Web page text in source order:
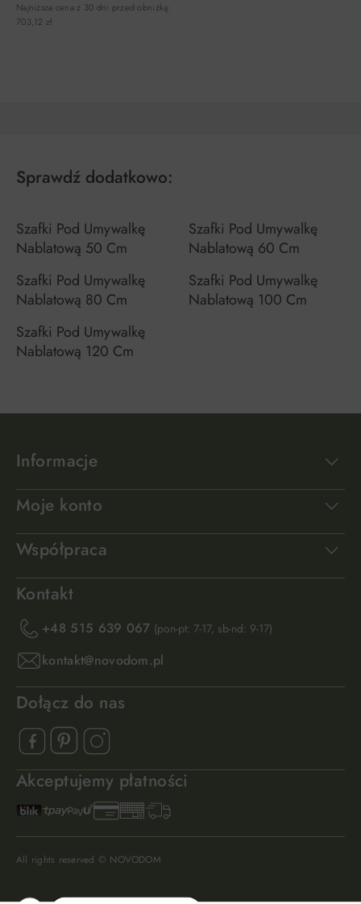
Najniższa cena z 30 dni przed obniżką:
703,12 zł
Sprawdź dodatkowo:
Szafki Pod Umywalkę
Nablatową 50 Cm
Szafki Pod Umywalkę
Nablatową 60 Cm
Szafki Pod Umywalkę
Nablatową 80 Cm
Szafki Pod Umywalkę
Nablatową 100 Cm
Szafki Pod Umywalkę
Nablatową 120 Cm
Informacje
Moje konto
Współpraca
Kontakt
+48 515 639 067 (pon-pt: 7-17, sb-nd: 9-17)
kontakt@novodom.pl
Dołącz do nas
Akceptujemy płatności
All rights reserved © NOVODOM